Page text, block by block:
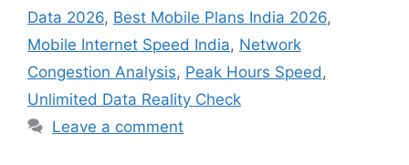
Data 2026, Best Mobile Plans India 2026,
Mobile Internet Speed India, Network
Congestion Analysis, Peak Hours Speed ,
Unlimited Data Reality Check
Leave a comment